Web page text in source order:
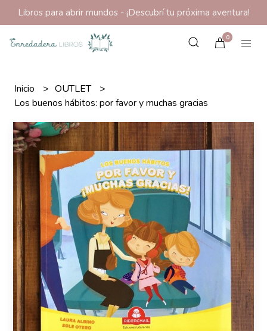
Libros para abrir mundos - ¡Descubrí tu próxima aventura!
0
Inicio
OUTLET
Los buenos hábitos: por favor y muchas gracias